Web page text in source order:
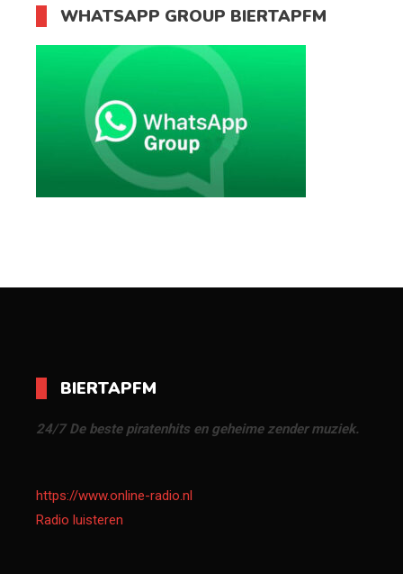
WHATSAPP GROUP BIERTAPFM
BIERTAPFM
24/7 De beste piratenhits en geheime zender muziek.
https://www.online-radio.nl
Radio luisteren